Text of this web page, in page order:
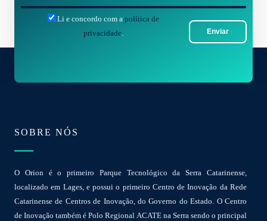
-
Enviar
Li e concordo com a política de
privacidade.
SOBRE NÓS
O Orion é o primeiro Parque Tecnológico da Serra Catarinense,
localizado em Lages, e possui o primeiro Centro de Inovação da Rede
Catarinense de Centros de Inovação, do Governo do Estado. O Centro
de Inovação também é Polo Regional ACATE na Serra sendo o principal